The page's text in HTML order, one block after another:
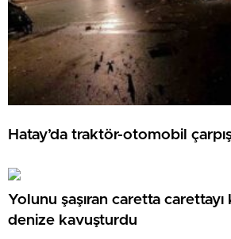
Hatay’da traktör-otomobil
Yolunu şaşıran caretta carettayı
denize kavuşturdu